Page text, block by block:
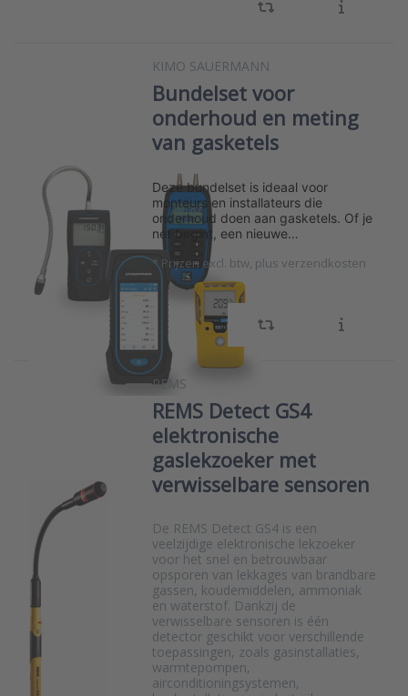
KIMO SAUERMANN
Bundelset voor
onderhoud en meting
van gasketels
Deze bundelset is ideaal voor
monteurs en installateurs die
onderhoud doen aan gasketels. Of je
net begint, een nieuwe…
* Prijzen excl. btw, plus verzendkosten
REMS
REMS Detect GS4
elektronische
gaslekzoeker met
verwisselbare sensoren
De REMS Detect GS4 is een
veelzijdige elektronische lekzoeker
voor het snel en betrouwbaar
opsporen van lekkages van brandbare
gassen, koudemiddelen, ammoniak
en waterstof. Dankzij de
verwisselbare sensoren is één
detector geschikt voor verschillende
toepassingen, zoals gasinstallaties,
warmtepompen,
airconditioningsystemen,